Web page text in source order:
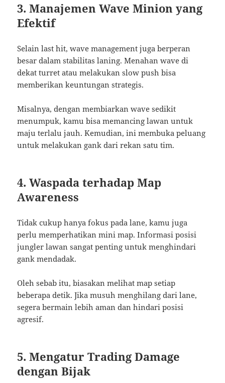
3. Manajemen Wave Minion yang
Efektif
Selain last hit, wave management juga berperan
besar dalam stabilitas laning. Menahan wave di
dekat turret atau melakukan slow push bisa
memberikan keuntungan strategis.
Misalnya, dengan membiarkan wave sedikit
menumpuk, kamu bisa memancing lawan untuk
maju terlalu jauh. Kemudian, ini membuka peluang
untuk melakukan gank dari rekan satu tim.
4. Waspada terhadap Map
Awareness
Tidak cukup hanya fokus pada lane, kamu juga
perlu memperhatikan mini map. Informasi posisi
jungler lawan sangat penting untuk menghindari
gank mendadak.
Oleh sebab itu, biasakan melihat map setiap
beberapa detik. Jika musuh menghilang dari lane,
segera bermain lebih aman dan hindari posisi
agresif.
5. Mengatur Trading Damage
dengan Bijak